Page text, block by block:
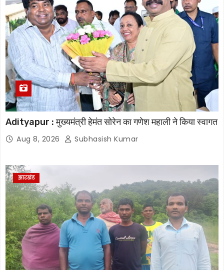
Adityapur : मुख्यमंत्री हेमंत सोरेन का गणेश महाली ने किया स्वागत
Aug 8, 2026 Subhasish Kumar
झारखंड